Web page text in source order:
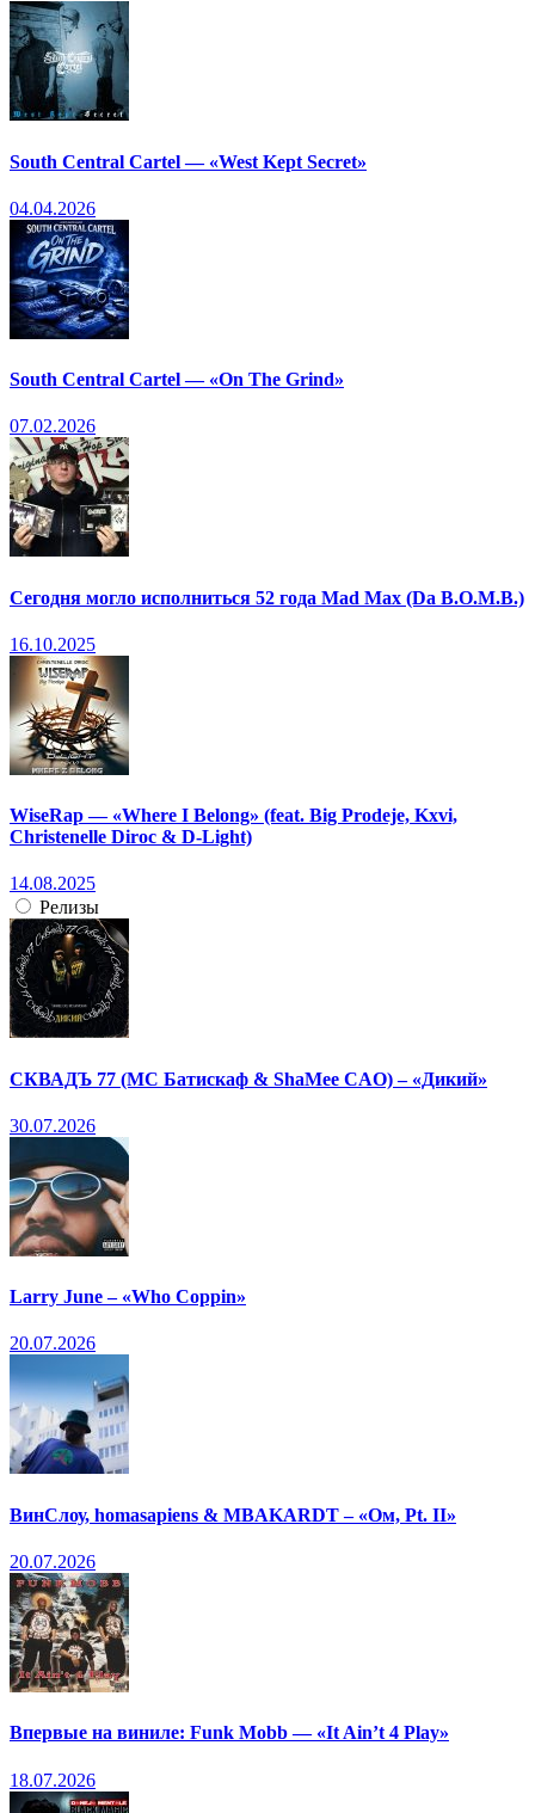
South Central Cartel — «West Kept Secret»
04.04.2026
South Central Cartel — «On The Grind»
07.02.2026
Сегодня могло исполниться 52 года Mad Max (Da B.O.M.B.)
16.10.2025
WiseRap — «Where I Belong» (feat. Big Prodeje, Kxvi,
Christenelle Diroc & D-Light)
14.08.2025
Релизы
СКВАДЪ 77 (МС Батискаф & ShaMee CAO) – «Дикий»
30.07.2026
Larry June – «Who Coppin»
20.07.2026
ВинСлоу, homasapiens & MBAKARDT – «Ом, Pt. II»
20.07.2026
Впервые на виниле: Funk Mobb — «It Ain’t 4 Play»
18.07.2026